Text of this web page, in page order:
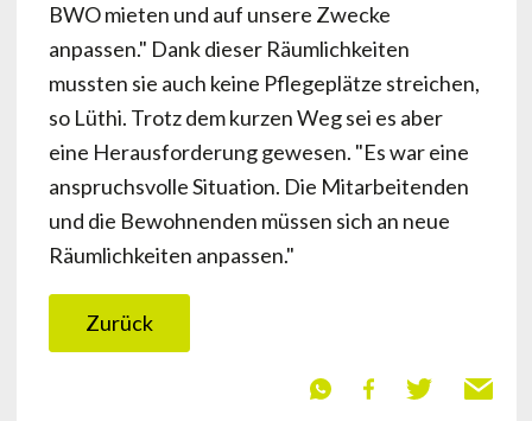
BWO mieten und auf unsere Zwecke
anpassen." Dank dieser Räumlichkeiten
mussten sie auch keine Pflegeplätze streichen,
so Lüthi. Trotz dem kurzen Weg sei es aber
eine Herausforderung gewesen. "Es war eine
anspruchsvolle Situation. Die Mitarbeitenden
und die Bewohnenden müssen sich an neue
Räumlichkeiten anpassen."
Zurück